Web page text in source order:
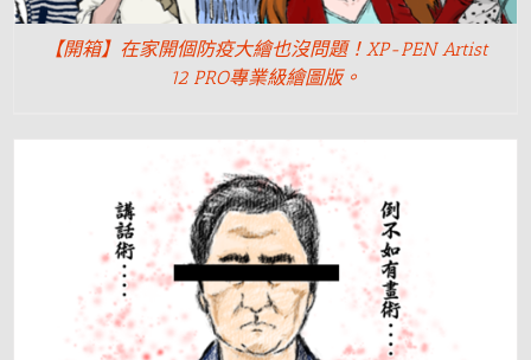
【開箱】在家開個防疫大繪也沒問題！XP-PEN Artist
12 PRO專業級繪圖版。